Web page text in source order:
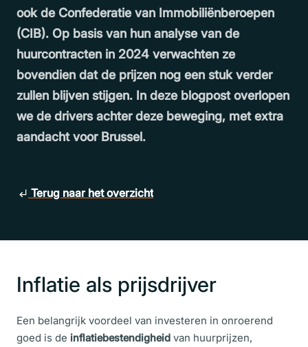
ook de Confederatie van Immobiliënberoepen
(CIB). Op basis van hun analyse van de
huurcontracten in 2024 verwachten ze
bovendien dat de prijzen nog een stuk verder
zullen blijven stijgen. In deze blogpost overlopen
we de drivers achter deze beweging, met extra
aandacht voor Brussel.
Terug naar het overzicht
Inflatie als prijsdrijver
Een belangrijk voordeel van investeren in onroerend
goed is de inflatiebestendigheid van huurprijzen,